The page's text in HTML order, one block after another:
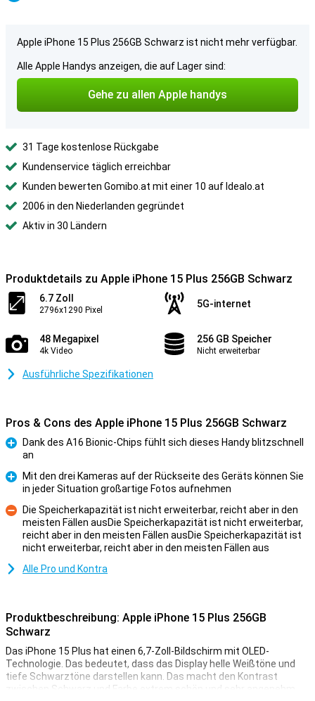
Apple iPhone 15 Plus 256GB Schwarz ist nicht mehr verfügbar.
Alle Apple Handys anzeigen, die auf Lager sind:
Gehe zu allen Apple handys
31 Tage kostenlose Rückgabe
Kundenservice täglich erreichbar
Kunden bewerten Gomibo.at mit einer 10 auf Idealo.at
2006 in den Niederlanden gegründet
Aktiv in 30 Ländern
Produktdetails zu Apple iPhone 15 Plus 256GB Schwarz
6.7 Zoll
2796x1290 Pixel
5G-internet
48 Megapixel
4k Video
256 GB Speicher
Nicht erweiterbar
Ausführliche Spezifikationen
Pros & Cons des Apple iPhone 15 Plus 256GB Schwarz
Dank des A16 Bionic-Chips fühlt sich dieses Handy blitzschnell
an
Mit den drei Kameras auf der Rückseite des Geräts können Sie
in jeder Situation großartige Fotos aufnehmen
Kontra
Die Speicherkapazität ist nicht erweiterbar, reicht aber in den
meisten Fällen ausDie Speicherkapazität ist nicht erweiterbar,
reicht aber in den meisten Fällen ausDie Speicherkapazität ist
nicht erweiterbar, reicht aber in den meisten Fällen aus
Alle Pro und Kontra
Produktbeschreibung: Apple iPhone 15 Plus 256GB
Schwarz
Das iPhone 15 Plus hat einen 6,7-Zoll-Bildschirm mit OLED-
Technologie. Das bedeutet, dass das Display helle Weißtöne und
tiefe Schwarztöne darstellen kann. Das macht den Kontrast
zwischen Schwarz und Farbe extrem schön und sehr angenehm